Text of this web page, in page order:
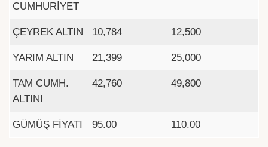
CUMHURİYET
ÇEYREK ALTIN 10,784 12,500
YARIM ALTIN 21,399 25,000
TAM CUMH.
ALTINI
42,760 49,800
GÜMÜŞ FİYATI 95.00 110.00